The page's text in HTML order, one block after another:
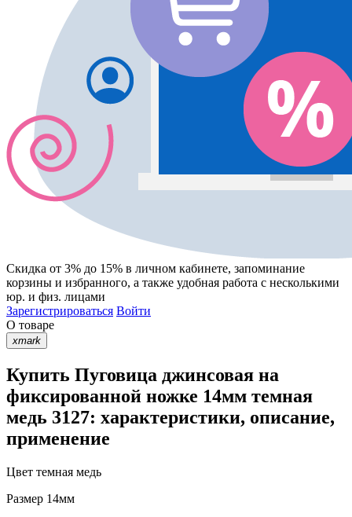
Скидка от 3% до 15% в личном кабинете, запоминание
корзины и избранного, а также удобная работа с несколькими
юр. и физ. лицами
Зарегистрироваться Войти
О товаре
xmark
Купить Пуговица джинсовая на
фиксированной ножке 14мм темная
медь 3127: характеристики, описание,
применение
Цвет темная медь
Размер 14мм